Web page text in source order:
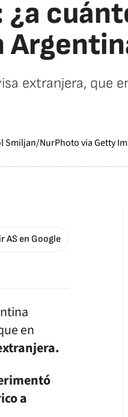
¿a
extranjera, que
AS en Google
en
a